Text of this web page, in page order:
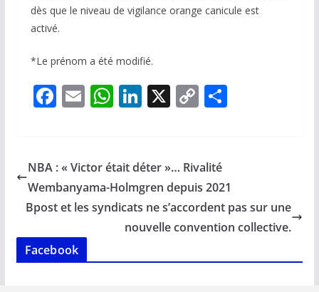
dès que le niveau de vigilance orange canicule est
activé.
*Le prénom a été modifié.
F
b
o
o
k
E
l
W
s
A
p
p
Li
e
dI
n
X C
y
Li
n
k
P
er
NBA : « Victor était déter »… Rivalité
Wembanyama-Holmgren depuis 2021
Bpost et les syndicats ne s’accordent pas sur une
nouvelle convention collective.
Facebook